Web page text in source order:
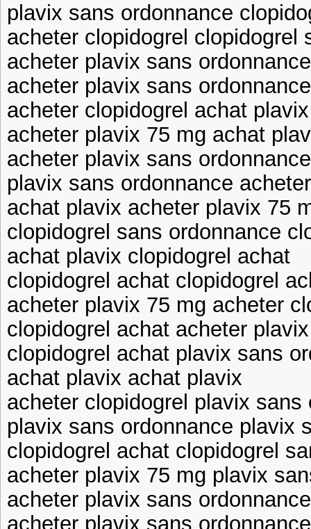
plavix sans ordonnance
acheter clopidogrel clopidogrel
acheter plavix sans
acheter plavix sans
acheter clopidogrel achat plavix
acheter plavix 75 mg achat
acheter plavix sans
plavix sans ordonnance
achat plavix acheter plavix 75
clopidogrel sans ordonnance
achat plavix clopidogrel achat
clopidogrel achat clopidogrel
acheter plavix 75 mg acheter
clopidogrel achat acheter
clopidogrel achat plavix sans
achat plavix achat plavix
acheter clopidogrel plavix sans
plavix sans ordonnance plavix
clopidogrel achat clopidogrel
acheter plavix 75 mg plavix
acheter plavix sans
acheter plavix sans